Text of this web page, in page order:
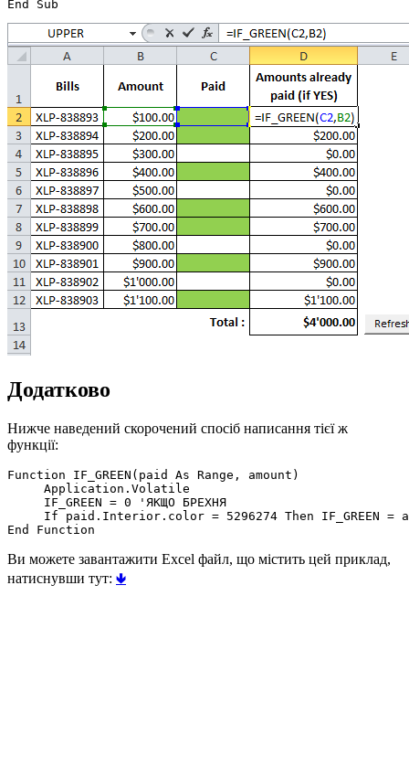
Додатково
Нижче наведений скорочений спосіб написання тієї ж
функції:
Function IF_GREEN(paid As Range, amount)
     Application.Volatile
     IF_GREEN = 0 'ЯКЩО БРЕХНЯ
If paid.Interior.color = 5296274 Then IF_GREEN =
Ви можете завантажити Excel файл, що містить цей приклад,
натиснувши тут: 🢃